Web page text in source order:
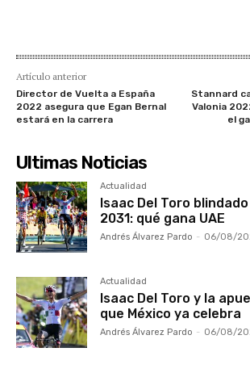
Artículo anterior
Director de Vuelta a España
2022 asegura que Egan Bernal
estará en la carrera
Stannard
Valonia
el
Ultimas Noticias
Actualidad
Isaac Del Toro
2031: qué gana UAE
Andrés Álvarez Pardo - 06/08/
Actualidad
Isaac Del Toro y la
que México ya celebra
Andrés Álvarez Pardo - 06/08/